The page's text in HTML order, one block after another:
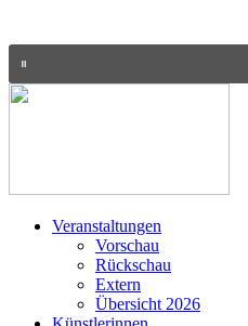
Veranstaltungen
Vorschau
Rückschau
Extern
Übersicht 2026